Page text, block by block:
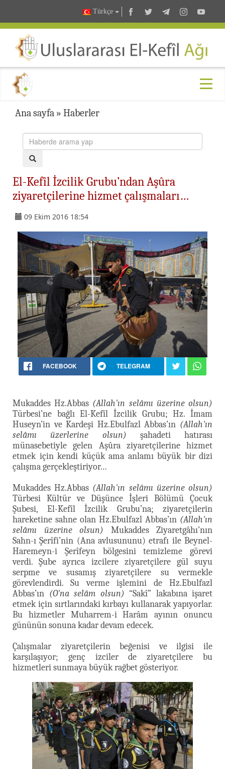
Türkçe
Ana sayfa » Haberler
El-Kefîl İzcilik Grubu’ndan Aşûra
ziyaretçilerine hizmet çalışmaları…
09 Ekim 2016 18:54
FACEBOOK TELEGRAM
Mukaddes Hz.Abbas (Allah'ın selâmı üzerine olsun)
Türbesi’ne bağlı El-Kefîl İzcilik Grubu; Hz. İmam
Huseyn’in ve Kardeşi Hz.Ebulfazl Abbas’ın (Allah'ın
selâmı üzerlerine olsun) şahadeti hatırası
münasebetiyle gelen Aşûra ziyaretçilerine hizmet
etmek için kendi küçük ama anlamı büyük bir dizi
çalışma gerçekleştiriyor…
Mukaddes Hz.Abbas (Allah'ın selâmı üzerine olsun)
Türbesi Kültür ve Düşünce İşleri Bölümü Çocuk
Şubesi, El-Kefîl İzcilik Grubu’na; ziyaretçilerin
hareketine sahne olan Hz.Ebulfazl Abbas’ın (Allah'ın
selâmı üzerine olsun) Mukaddes Ziyaretgâhı’nın
Sahn-ı Şerîfi’nin (Ana avlusununu) etrafı ile Beynel-
Haremeyn-i Şerîfeyn bölgesini temizleme görevi
verdi. Şube ayrıca izcilere ziyaretçilere gül suyu
serpme ve susamış ziyaretçilere su vermekle
görevlendirdi. Su verme işlemini de Hz.Ebulfazl
Abbas’ın (O'na selâm olsun) “Sakî” lakabına işaret
etmek için sırtlarındaki kırbayı kullanarak yapıyorlar.
Bu hizmetler Muharrem-i Harâm ayının onuncu
gününün sonuna kadar devam edecek.
Çalışmalar ziyaretçilerin beğenisi ve ilgisi ile
karşılaşıyor; genç izciler de ziyaretçilere bu
hizmetleri sunmaya büyük rağbet gösteriyor.